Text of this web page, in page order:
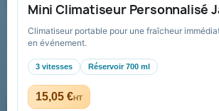
Mini Climatiseur Personnalisé
Climatiseur portable pour une fraîcheur
en événement.
3 vitesses Réservoir 700 ml
15,05 €HT
Recevez nos offres spéciales